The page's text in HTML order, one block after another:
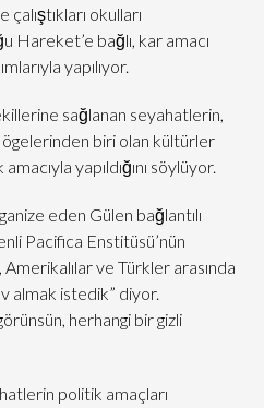
okulları
Hareket’e bağlı, kar amacı
yapılıyor.
sağlanan seyahatlerin,
biri olan kültürler
yapıldığını söylüyor.
eden Gülen bağlantılı
Pacifica Enstitüsü’nün
ve Türkler arasında
almak istedik” diyor.
herhangi bir gizli
politik amaçları